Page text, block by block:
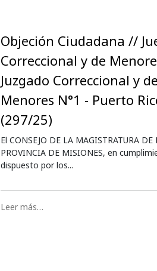
Objeción Ciudadana //
Correccional y de
Juzgado Correccional y de
Menores N°1 - Puerto
(297/25)
El CONSEJO DE LA MAGISTRATURA DE
PROVINCIA DE MISIONES, en
dispuesto por los...
Leer más…